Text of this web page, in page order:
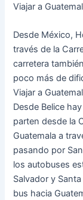
Viajar a
Desde México,
través de la
carretera
poco más de
Viajar a
Desde Belice
parten desde la
Guatemala a
pasando por
los autobuses
Salvador y
bus hacia